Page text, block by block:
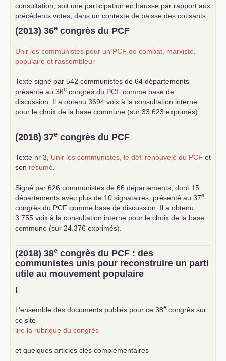
consultation, soit une participation en hausse par rapport aux
précédents votes, dans un contexte de baisse des cotisants.
... lire la suite
(2013) 36e congrès du PCF
Unir les communistes pour un PCF de combat, marxiste,
populaire et rassembleur
Texte signé par 542 communistes de 64 départements
présenté au 36e congrès du PCF comme base de
discussion. Il a obtenu 3694 voix à la consultation interne
pour le choix de la base commune (sur 33 623 exprimés) .
(2016) 37e congrès du PCF
Texte nr 3, Unir les communistes, le défi renouvelé du PCF et
son résumé
Signé par 626 communistes de 66 départements, dont 15
départements avec plus de 10 signataires, présenté au 37e
congrès du PCF comme base de discussion. Il a obtenu
3.755 voix à la consultation interne pour le choix de la base
commune (sur 24.376 exprimés).
(2018) 38e congrès du PCF : des
communistes unis pour reconstruire un parti
utile au mouvement populaire
!
L’ensemble des documents publiés pour ce 38e congrès sur
ce site
lire la rubrique du congrès
et quelques articles clés complémentaires